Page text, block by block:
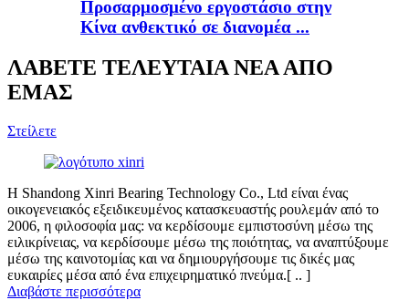
Προσαρμοσμένο εργοστάσιο στην
Κίνα ανθεκτικό σε διανομέα ...
ΛΑΒΕΤΕ ΤΕΛΕΥΤΑΙΑ ΝΕΑ ΑΠΟ
ΕΜΑΣ
Στείλετε
Η Shandong Xinri Bearing Technology Co., Ltd είναι ένας
οικογενειακός εξειδικευμένος κατασκευαστής ρουλεμάν από το
2006, η φιλοσοφία μας: να κερδίσουμε εμπιστοσύνη μέσω της
ειλικρίνειας, να κερδίσουμε μέσω της ποιότητας, να αναπτύξουμε
μέσω της καινοτομίας και να δημιουργήσουμε τις δικές μας
ευκαιρίες μέσα από ένα επιχειρηματικό πνεύμα.[ .. ]
Διαβάστε περισσότερα